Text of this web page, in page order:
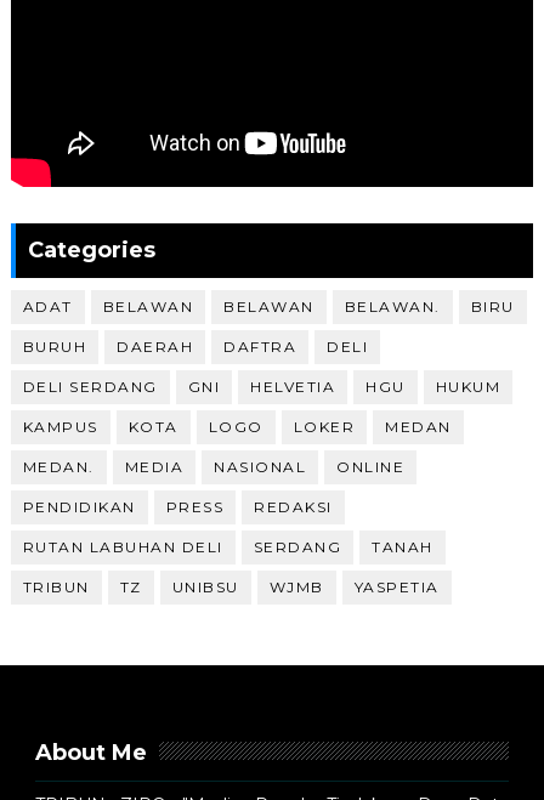
Categories
ADAT BELAWAN BELAWAN BELAWAN. BIRU
BURUH DAERAH DAFTRA DELI
DELI SERDANG GNI HELVETIA HGU HUKUM
KAMPUS KOTA LOGO LOKER MEDAN
MEDAN. MEDIA NASIONAL ONLINE
PENDIDIKAN PRESS REDAKSI
RUTAN LABUHAN DELI SERDANG TANAH
TRIBUN TZ UNIBSU WJMB YASPETIA
About Me